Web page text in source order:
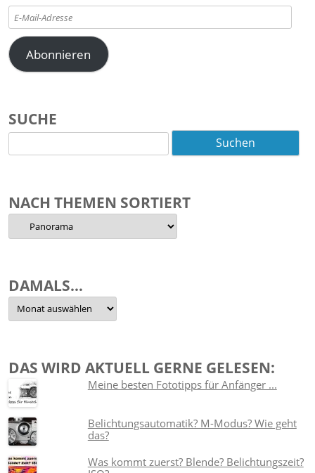
E-
Mail-
Adresse
Abonnieren
SUCHE
Suchen
nach:
NACH THEMEN SORTIERT
Nach
Themen
sortiert
DAMALS…
Damals…
DAS WIRD AKTUELL GERNE GELESEN:
Meine besten Fototipps für Anfänger ...
Belichtungsautomatik? M-Modus? Wie geht
das?
Was kommt zuerst? Blende? Belichtungszeit?